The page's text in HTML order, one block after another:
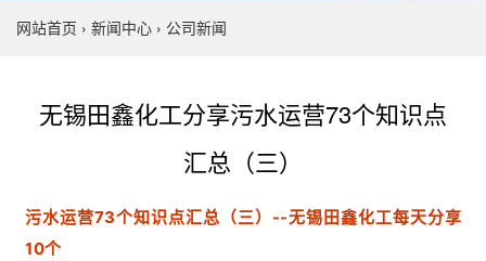
网站首页 › 新闻中心 › 公司新闻
无锡田鑫化工分享污水运营73个知识点
汇总（三）
污水运营73个知识点汇总（三）--无锡田鑫化工每天分享
10个